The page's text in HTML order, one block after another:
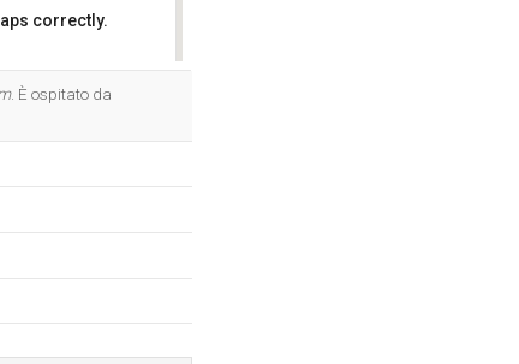
correctly.
. È ospitato da